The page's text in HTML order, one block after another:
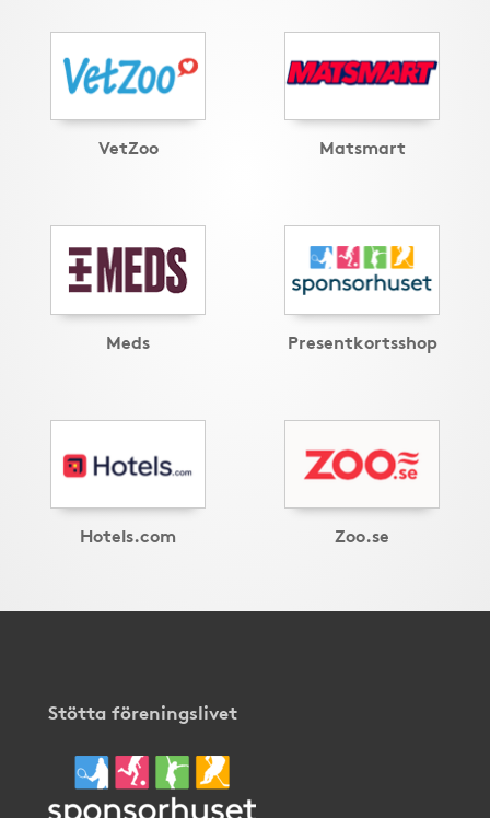
VetZoo Matsmart
Meds Presentkortsshop
Hotels.com Zoo.se
Stötta föreningslivet